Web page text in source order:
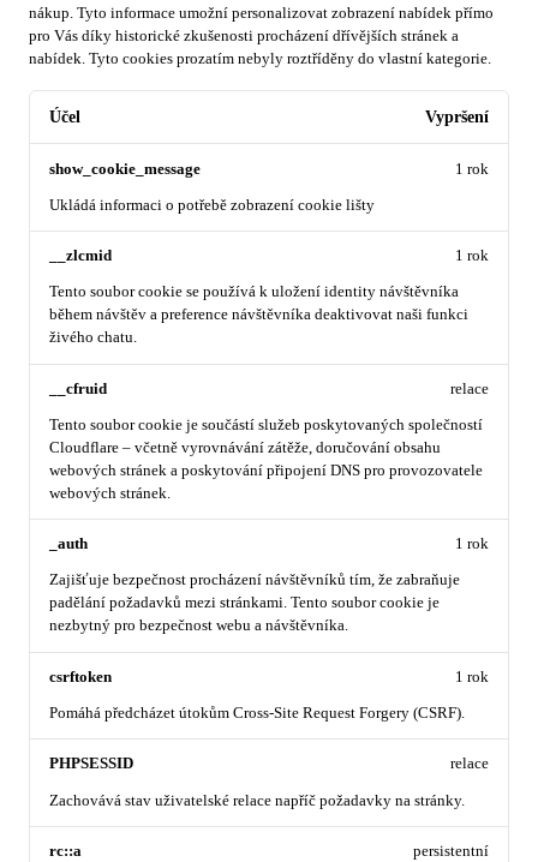
nákup. Tyto informace umožní personalizovat zobrazení nabídek přímo
pro Vás díky historické zkušenosti procházení dřívějších stránek a
nabídek. Tyto cookies prozatím nebyly roztříděny do vlastní kategorie.
Účel Vypršení
show_cookie_message
Ukládá informaci o potřebě zobrazení cookie lišty
1 rok
__zlcmid
Tento soubor cookie se používá k uložení identity návštěvníka
během návštěv a preference návštěvníka deaktivovat naši funkci
živého chatu.
1 rok
__cfruid
Tento soubor cookie je součástí služeb poskytovaných společností
Cloudflare – včetně vyrovnávání zátěže, doručování obsahu
webových stránek a poskytování připojení DNS pro provozovatele
webových stránek.
relace
_auth
Zajišťuje bezpečnost procházení návštěvníků tím, že zabraňuje
padělání požadavků mezi stránkami. Tento soubor cookie je
nezbytný pro bezpečnost webu a návštěvníka.
1 rok
csrftoken
Pomáhá předcházet útokům Cross-Site Request Forgery (CSRF).
1 rok
PHPSESSID
Zachovává stav uživatelské relace napříč požadavky na stránky.
relace
rc::a persistentní